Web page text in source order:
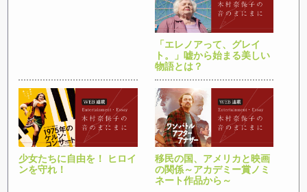
「エレノアって、グレイ
ト。」嘘から始まる美しい
物語とは？
少女たちに自由を！ ヒロイ
ンを守れ！
移民の国、アメリカと映画
の関係～アカデミー賞ノミ
ネート作品から～